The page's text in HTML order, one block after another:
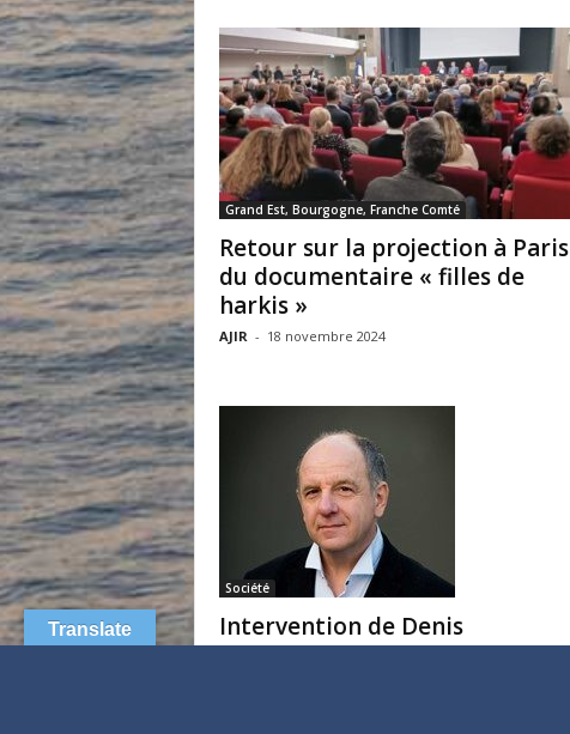
Grand Est, Bourgogne, Franche Comté
Retour sur la projection à Paris
du documentaire « filles de
harkis »
AJIR - 18 novembre 2024
Société
Intervention de Denis
Peschanski
Translate